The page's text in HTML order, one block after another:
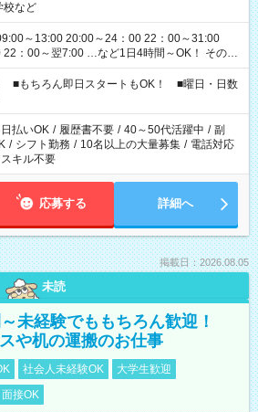
校など
～13:00 20:00～24：00 22：00～31:00
：00～翌7:00 …など1日4時間～OK！ その他
す！ お気軽にご相談ください！
■もちろん即日スタートもOK！ ■曜日・日数
日払いOK / 履歴書不要 / 40～50代活躍中 / 副
/ シフト勤務 / 10名以上の大量募集 / 電話対応
キル不要
応募する 詳細へ
掲載日：2026.08.05
未読
未経験でももちろん歓迎！
や机の運搬のお仕事
社会人未経験OK
大学生歓迎
接OK